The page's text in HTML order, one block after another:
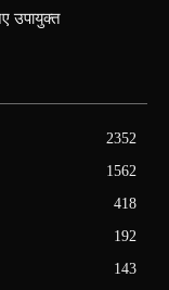
उपायुक्त
2352
1562
418
192
143